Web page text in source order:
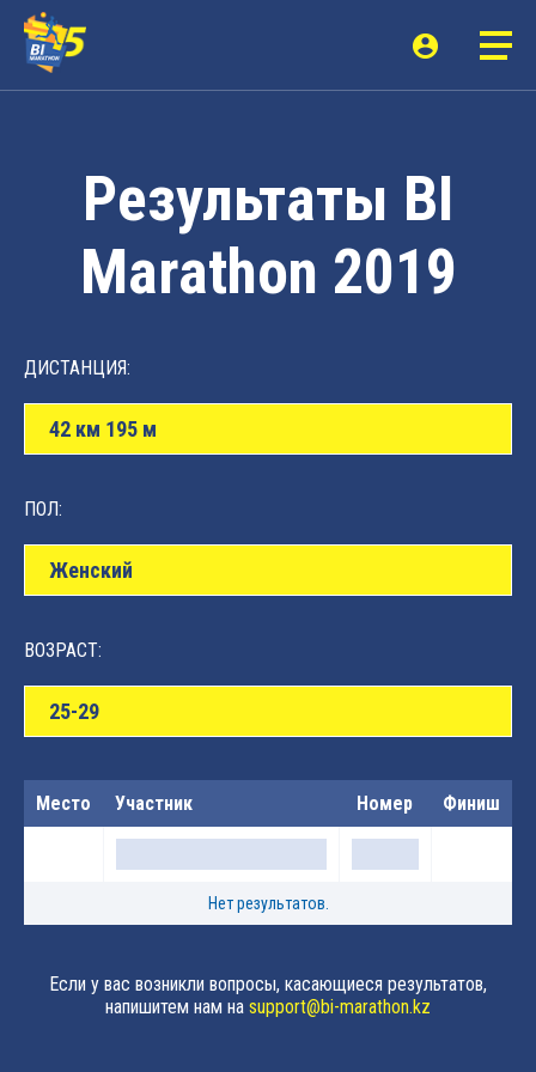
Результаты BI
Marathon 2019
ДИСТАНЦИЯ:
42 км 195 м
ПОЛ:
Женский
ВОЗРАСТ:
25-29
Место Участник Номер Финиш
Нет результатов.
Если у вас возникли вопросы, касающиеся результатов,
напишитем нам на support@bi-marathon.kz